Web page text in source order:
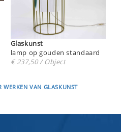
Glaskunst
lamp op gouden standaard
€ 237,50 / Object
WERKEN VAN GLASKUNST